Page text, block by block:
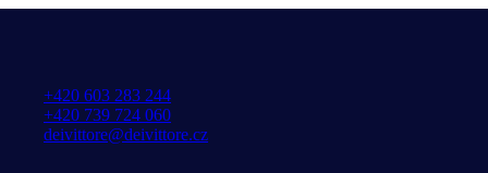
+420 603 283 244
+420 739 724 060
deivittore@deivittore.cz